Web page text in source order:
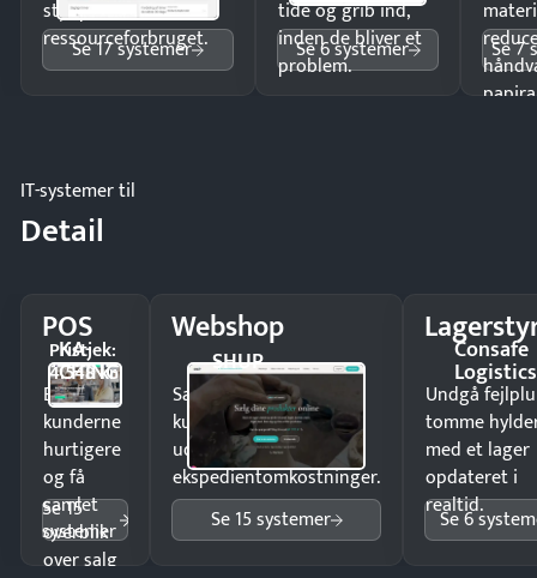
styr på
ressourceforbruget.
Se 17 systemer
tide og grib ind,
inden de bliver et
problem.
Se 6 systemer Se 7
IT-systemer til
Detail
POS
KA-
CHING
Pristjek:
4.548 kr
Ekspedér
kunderne
hurtigere
og få
samlet
overblik
over salg
Se 15
systemer
Webshop
SHUP
Sælg produkter 24/7 til
kunder i hele landet
uden
ekspedientomkostninger.
Se 15 systemer
Consafe
Logistics
Undgå
tomme
med et lager
opdateret i
realtid.
Se 6